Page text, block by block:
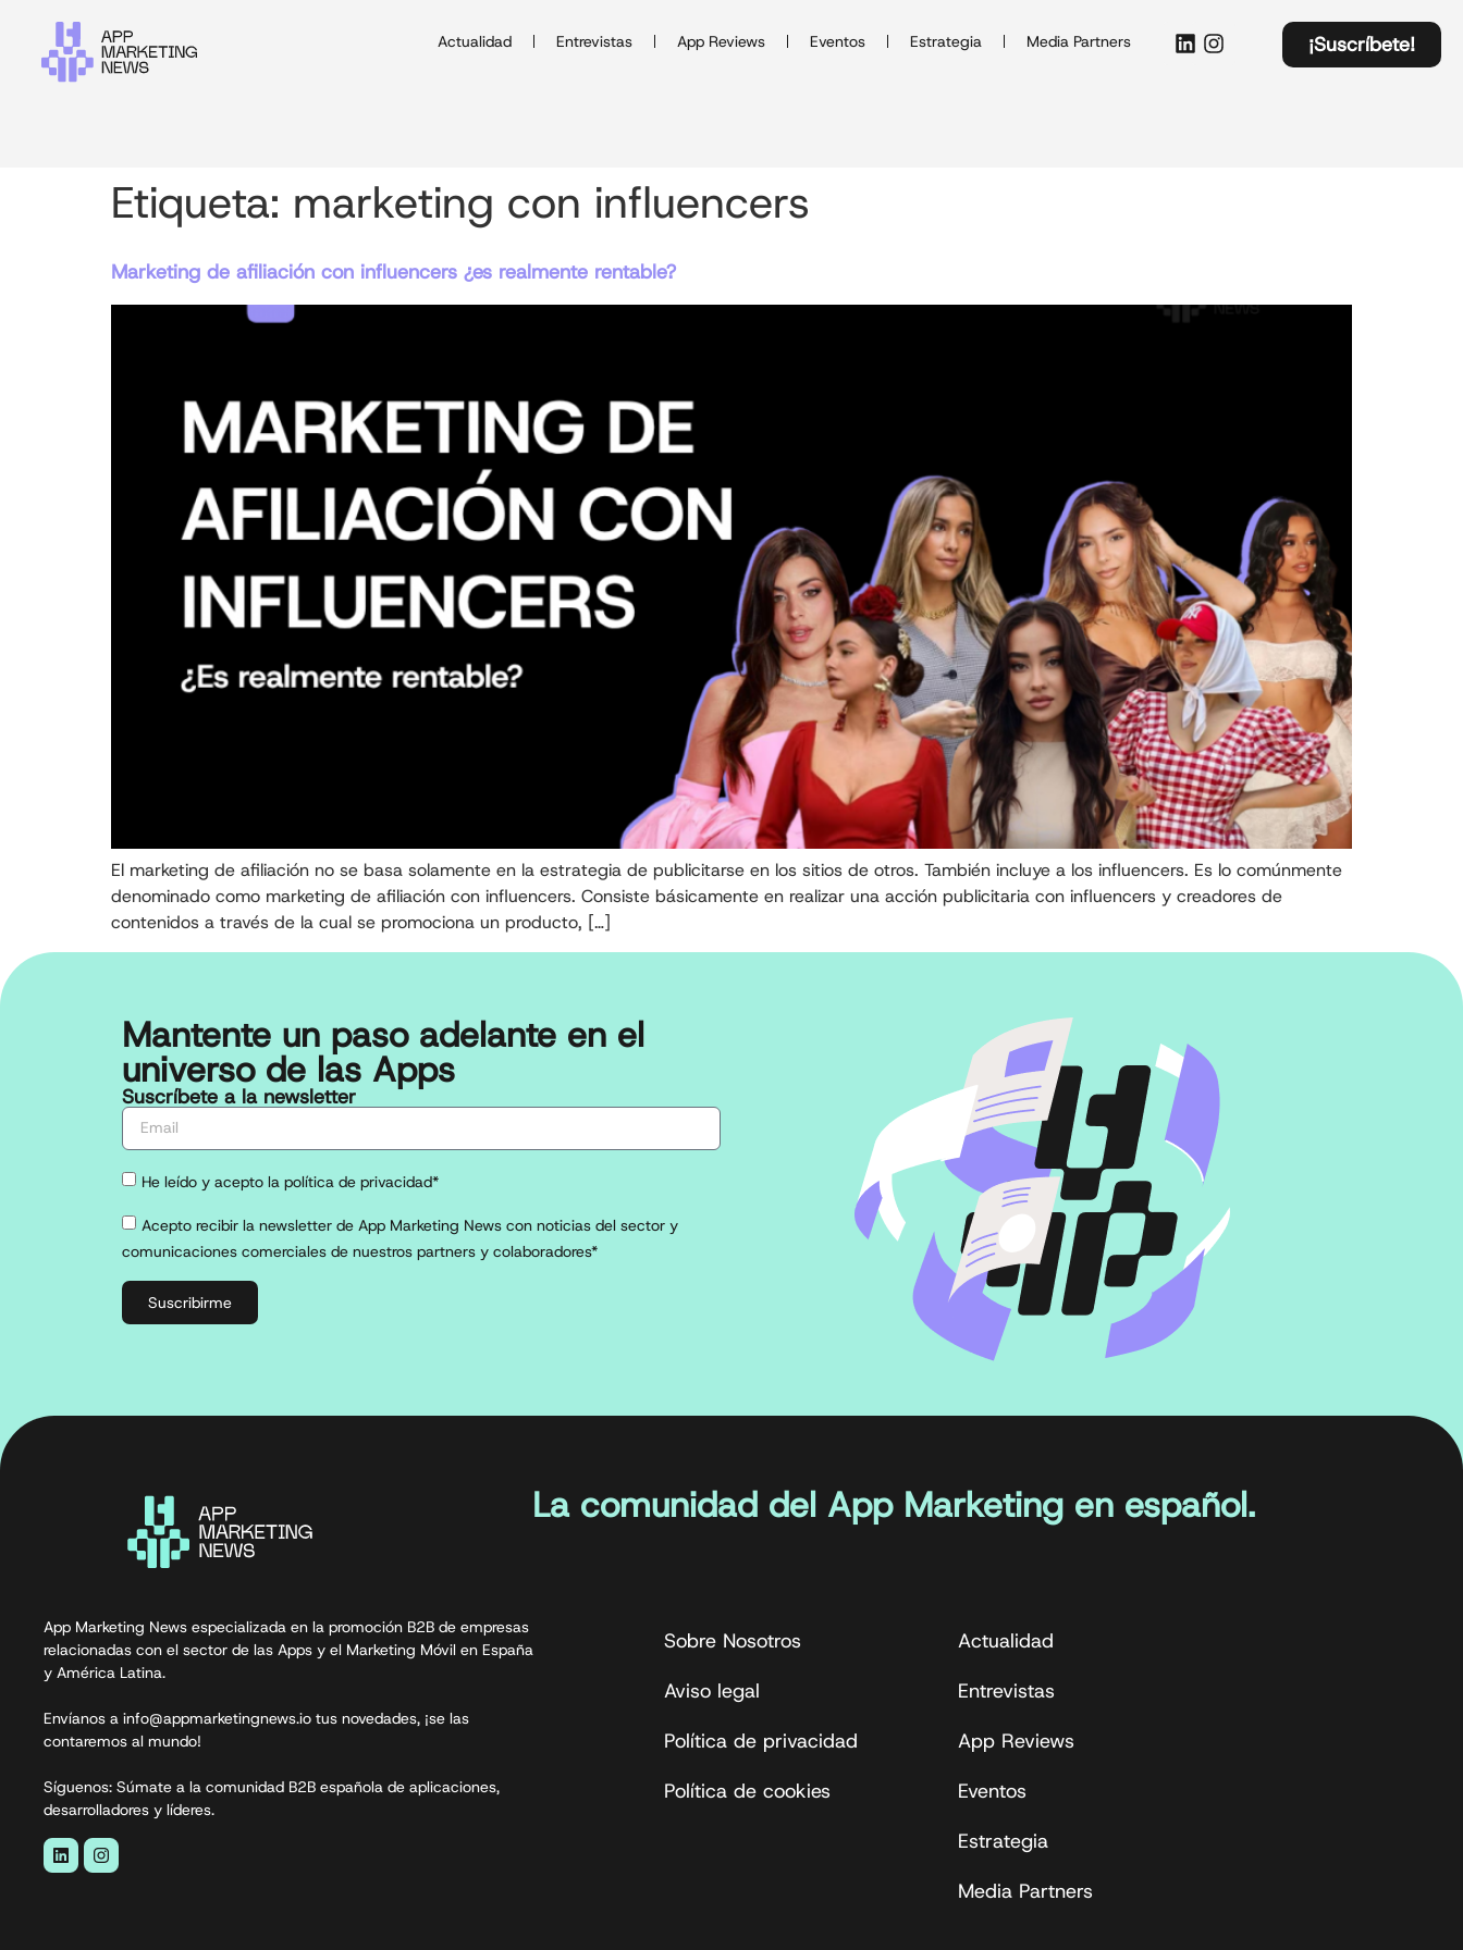
Actualidad Entrevistas App Reviews Eventos Estrategia Media Partners ¡Suscríbete!
Etiqueta: marketing con influencers
Marketing de afiliación con influencers ¿es realmente rentable?
El marketing de afiliación no se basa solamente en la estrategia de publicitarse en los sitios de otros. También incluye a los influencers. Es lo comúnmente
denominado como marketing de afiliación con influencers. Consiste básicamente en realizar una acción publicitaria con influencers y creadores de
contenidos a través de la cual se promociona un producto, […]
Mantente un paso adelante en el
universo de las Apps
Suscríbete a la newsletter
He leído y acepto la política de privacidad*
Acepto recibir la newsletter de App Marketing News con noticias del sector y
comunicaciones comerciales de nuestros partners y colaboradores*
Suscribirme
La comunidad del App Marketing en español.
App Marketing News especializada en la promoción B2B de empresas
relacionadas con el sector de las Apps y el Marketing Móvil en España
y América Latina.
Envíanos a info@appmarketingnews.io tus novedades, ¡se las
contaremos al mundo!
Síguenos: Súmate a la comunidad B2B española de aplicaciones,
desarrolladores y líderes.
Sobre Nosotros
Aviso legal
Política de privacidad
Política de cookies
Actualidad
Entrevistas
App Reviews
Eventos
Estrategia
Media Partners